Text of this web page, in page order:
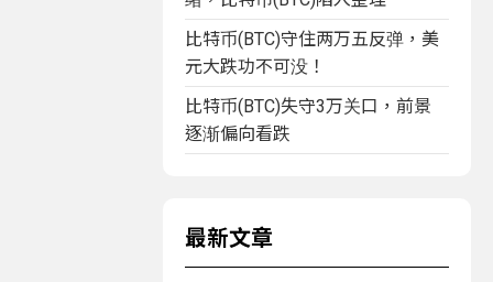
比特币(BTC)守住两万五反弹，美
元大跌功不可没！
比特币(BTC)失守3万关口，前景
逐渐偏向看跌
最新文章